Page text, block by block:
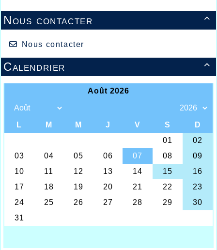

Nous contacter
Nous contacter

Calendrier
C'est à l'initiative du responsable de la "Marche
Nordique" Jean-Pierre Robert que le week-end
dernier, le Samedi 2 Décembre s'est déroulé au
Stade Wancquet de 10h00 la matin à 17h00 le
soir le Téléthon où l'AHVL, par le biais de la
voulant faire un don pour cette campagne
maladies des enfants atteints de myopathie.
Les conditions atmosphérique assez difficiles
du week-end dernier et le décalage avec la
couverture médiatique non pas attirées la
grande foule, mais les quelques 30 personnes
présentes ont pu découvrir cette activité
athlétique en plein essor sous la houlette des
licenciés de l'AHVL dans la discipline qui se
sont montrés décidés et compétents en la
Une initiative à renouveler dans l'avenir avec
l'espoir de voir plus de monde et d'avoir des